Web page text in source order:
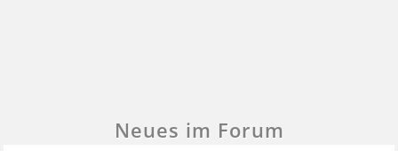
Neues im Forum